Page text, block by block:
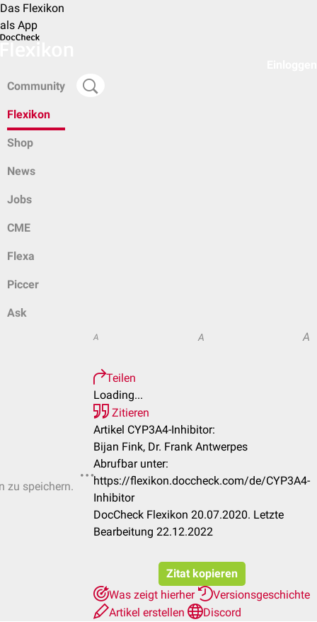
Das Flexikon
als App
Community
Flexikon
Shop
News
Jobs
CME
Flexa
Piccer
Ask
zu speichern.
A A A
Teilen
Loading...
Zitieren
Artikel CYP3A4-Inhibitor:
Bijan Fink, Dr. Frank Antwerpes
Abrufbar unter:
https://flexikon.doccheck.com/de/CYP3A4-
Inhibitor
DocCheck Flexikon 20.07.2020. Letzte
Bearbeitung 22.12.2022
Zitat kopieren
Was zeigt hierher
Versionsgeschichte
Artikel erstellen
Discord